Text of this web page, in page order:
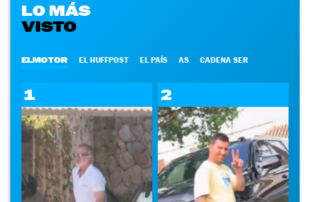
LO MÁS
VISTO
ELMOTOR EL HUFFPOST EL PAÍS AS CADENA SER
1 2